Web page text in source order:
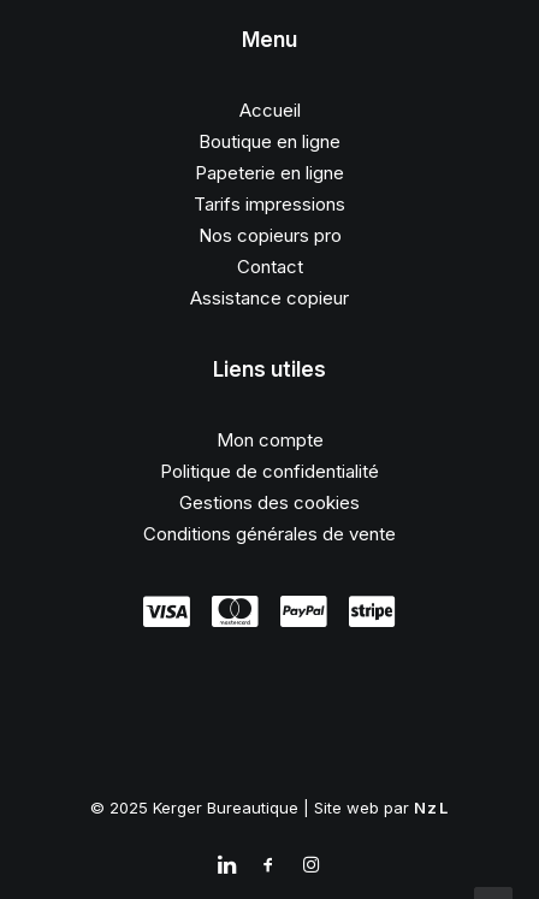
Menu
Accueil
Boutique en ligne
Papeterie en ligne
Tarifs impressions
Nos copieurs pro
Contact
Assistance copieur
Liens utiles
Mon compte
Politique de confidentialité
Gestions des cookies
Conditions générales de vente
© 2025 Kerger Bureautique | Site web par NzL